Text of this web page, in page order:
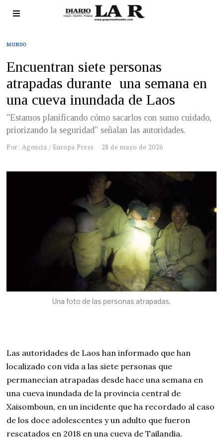
MUNDO
Encuentran siete personas
atrapadas durante una semana en
una cueva inundada de Laos
"Estamos planificando cómo sacarlos con sumo cuidado,
priorizando la seguridad" señalan las autoridades.
Por: Agencia / Europa Press 28 de mayo de 2026
Una foto de las personas atrapadas.
Las autoridades de Laos han informado que han
localizado con vida a las siete personas que
permanecían atrapadas desde hace una semana en
una cueva inundada de la provincia central de
Xaisomboun, en un incidente que ha recordado al caso
de los doce adolescentes y un adulto que fueron
rescatados en 2018 en una cueva de Tailandia.